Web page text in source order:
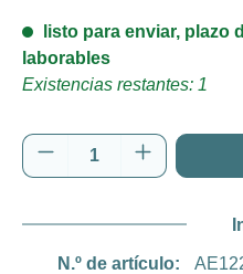
listo para enviar, plazo
laborables
Existencias restantes: 1
Cantidad del
N.º de artículo: